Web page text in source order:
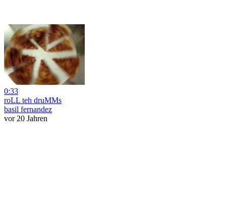
0:33
roLL teh druMMs
basil fernandez
vor 20 Jahren